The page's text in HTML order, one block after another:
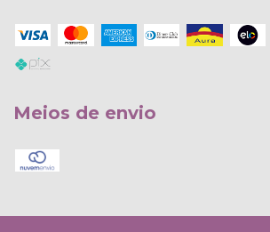
Meios de envio